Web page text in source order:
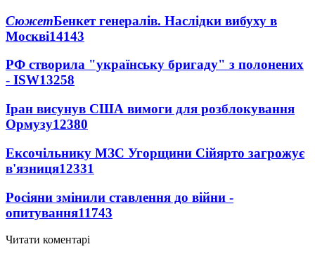
СюжетБенкет генералів. Наслідки вибуху в
Москві14143
РФ створила "українську бригаду" з полонених
- ISW13258
Іран висунув США вимоги для розблокування
Ормузу12380
Ексочільнику МЗС Угорщини Сійярто загрожує
в'язниця12331
Росіяни змінили ставлення до війни -
опитування11743
Читати коментарі